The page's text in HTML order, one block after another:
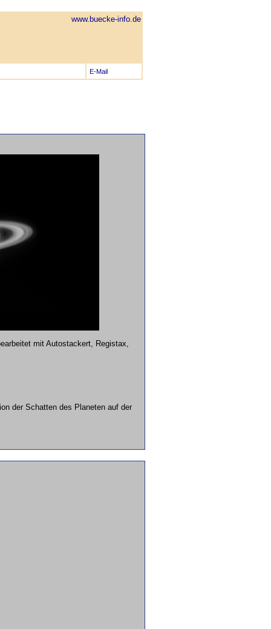
www.buecke-info.de
E-Mail
mit Autostackert, Registax,
der Schatten des Planeten auf der